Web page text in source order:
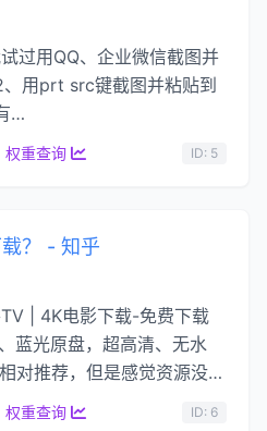
过用QQ、企业微信截图并
用prt src键截图并粘贴到
…
权重查询 ID: 5
？ - 知乎
| 4K电影下载-免费下载
蓝光原盘，超高清、无水
对推荐，但是感觉资源没那
的问题。 3. …...
权重查询 ID: 6